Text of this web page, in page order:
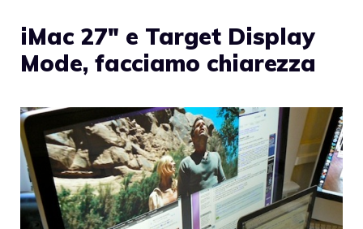
iMac 27″ e Target Display
Mode, facciamo chiarezza